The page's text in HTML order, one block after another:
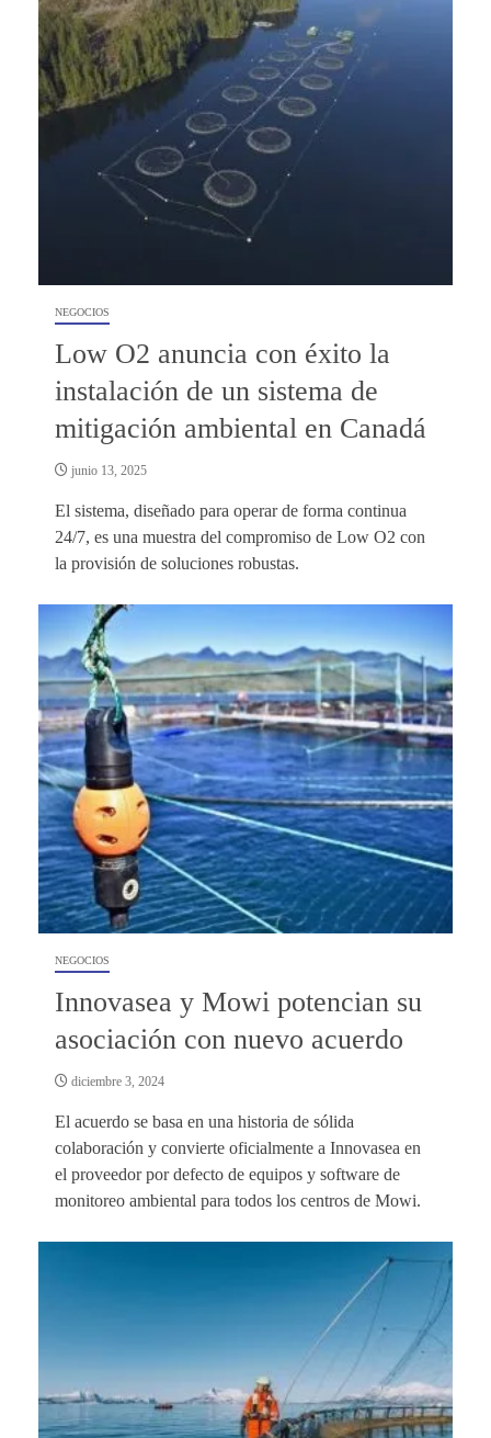
NEGOCIOS
Low O2 anuncia con éxito la
instalación de un sistema de
mitigación ambiental en Canadá
junio 13, 2025
El sistema, diseñado para operar de forma continua
24/7, es una muestra del compromiso de Low O2 con
la provisión de soluciones robustas.
NEGOCIOS
Innovasea y Mowi potencian su
asociación con nuevo acuerdo
diciembre 3, 2024
El acuerdo se basa en una historia de sólida
colaboración y convierte oficialmente a Innovasea en
el proveedor por defecto de equipos y software de
monitoreo ambiental para todos los centros de Mowi.